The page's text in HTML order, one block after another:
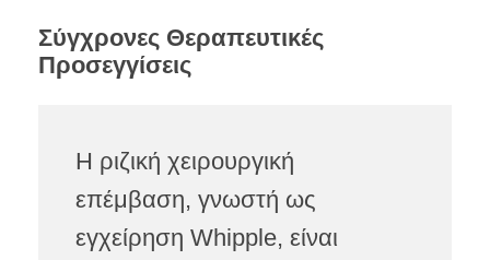
Σύγχρονες Θεραπευτικές
Προσεγγίσεις
Η ριζική χειρουργική
επέμβαση, γνωστή ως
εγχείρηση Whipple, είναι